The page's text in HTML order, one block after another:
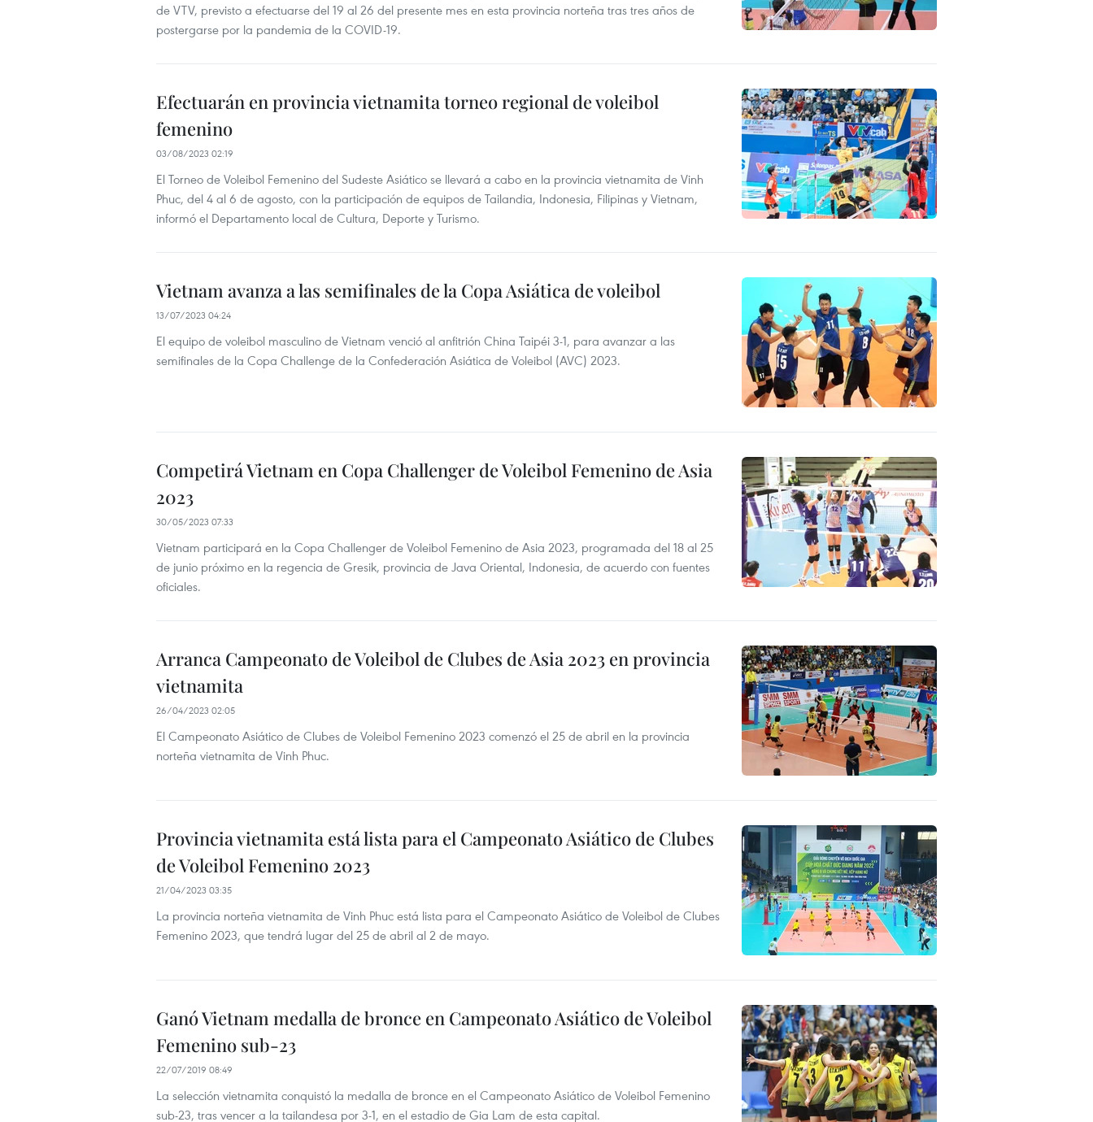
de VTV, previsto a efectuarse del 19 al 26 del presente mes en esta provincia norteña tras tres años de
postergarse por la pandemia de la COVID-19.
Efectuarán en provincia vietnamita torneo regional de voleibol
femenino
03/08/2023 02:19
El Torneo de Voleibol Femenino del Sudeste Asiático se llevará a cabo en la provincia vietnamita de Vinh
Phuc, del 4 al 6 de agosto, con la participación de equipos de Tailandia, Indonesia, Filipinas y Vietnam,
informó el Departamento local de Cultura, Deporte y Turismo.
Vietnam avanza a las semifinales de la Copa Asiática de voleibol
13/07/2023 04:24
El equipo de voleibol masculino de Vietnam venció al anfitrión China Taipéi 3-1, para avanzar a las
semifinales de la Copa Challenge de la Confederación Asiática de Voleibol (AVC) 2023.
Competirá Vietnam en Copa Challenger de Voleibol Femenino de Asia
2023
30/05/2023 07:33
Vietnam participará en la Copa Challenger de Voleibol Femenino de Asia 2023, programada del 18 al 25
de junio próximo en la regencia de Gresik, provincia de Java Oriental, Indonesia, de acuerdo con fuentes
oficiales.
Arranca Campeonato de Voleibol de Clubes de Asia 2023 en provincia
vietnamita
26/04/2023 02:05
El Campeonato Asiático de Clubes de Voleibol Femenino 2023 comenzó el 25 de abril en la provincia
norteña vietnamita de Vinh Phuc.
Provincia vietnamita está lista para el Campeonato Asiático de Clubes
de Voleibol Femenino 2023
21/04/2023 03:35
La provincia norteña vietnamita de Vinh Phuc está lista para el Campeonato Asiático de Voleibol de Clubes
Femenino 2023, que tendrá lugar del 25 de abril al 2 de mayo.
Ganó Vietnam medalla de bronce en Campeonato Asiático de Voleibol
Femenino sub-23
22/07/2019 08:49
La selección vietnamita conquistó la medalla de bronce en el Campeonato Asiático de Voleibol Femenino
sub-23, tras vencer a la tailandesa por 3-1, en el estadio de Gia Lam de esta capital.